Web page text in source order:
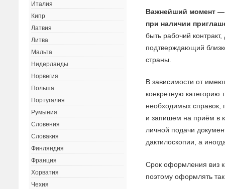
Важнейший момент —
при наличии
быть рабочий
подтверждающий
страны.
В зависимости от
конкретную
необходимых справок,
и запишем на приём в
личной подачи
дактилоскопии, а
Срок оформления виз
поэтому оформлять
Италия
Кипр
Латвия
Литва
Мальта
Нидерланды
Норвегия
Польша
Португалия
Румыния
Словения
Словакия
Финляндия
Франция
Хорватия
Чехия